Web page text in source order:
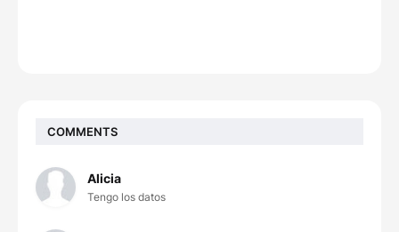
COMMENTS
Alicia
Tengo los datos